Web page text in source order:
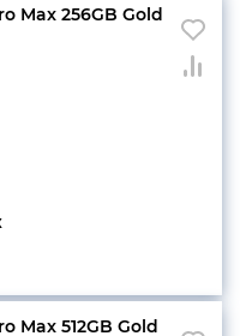
Max 256GB Gold
Max 512GB Gold